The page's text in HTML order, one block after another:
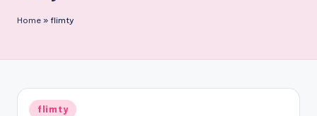
Home » flimty
Posted
flimty